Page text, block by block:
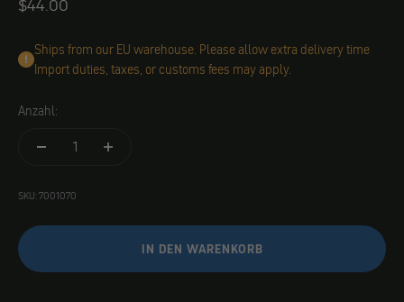
$44.00
Ships from our EU warehouse. Please allow extra delivery time
Import duties, taxes, or customs fees may apply.
Anzahl:
SKU: 7001070
IN DEN WARENKORB